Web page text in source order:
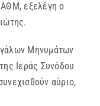
ΑΘΜ, εξελέγη ο
Μηνυμάτων
Ιεράς Συνόδου
αύριο,